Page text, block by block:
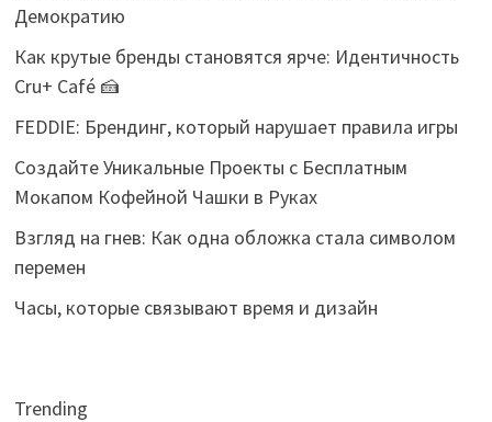
Демократию
Как крутые бренды становятся ярче: Идентичность
Cru+ Café 🍰
FEDDIE: Брендинг, который нарушает правила игры
Создайте Уникальные Проекты с Бесплатным
Мокапом Кофейной Чашки в Руках
Взгляд на гнев: Как одна обложка стала символом
перемен
Часы, которые связывают время и дизайн
Trending